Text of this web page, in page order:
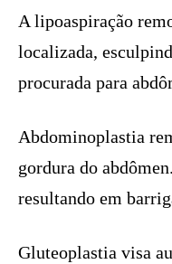
A lipoaspiração
localizada,
procurada para
Abdominoplastia
gordura do
resultando em
Gluteoplastia visa